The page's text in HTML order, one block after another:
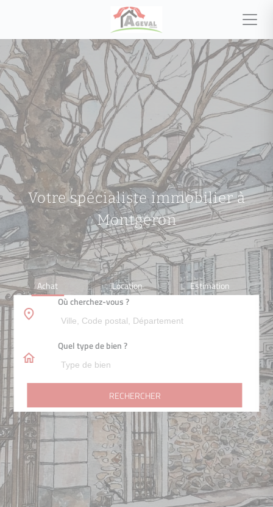
Votre spécialiste immobilier à
Montgeron
Achat Location
Estimation
Où cherchez-vous ?
Quel type de bien ?